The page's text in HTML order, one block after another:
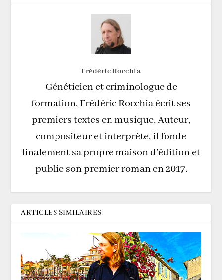
Frédéric Rocchia
Généticien et criminologue de
formation, Frédéric Rocchia écrit ses
premiers textes en musique. Auteur,
compositeur et interprète, il fonde
finalement sa propre maison d’édition et
publie son premier roman en 2017.
ARTICLES SIMILAIRES